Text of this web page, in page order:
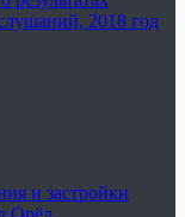
2018 год
и застройки